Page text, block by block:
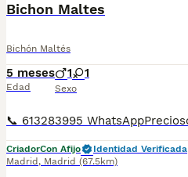
Bichon Maltes
Bichón Maltés
5 meses
Edad
1 1
Sexo
CriadorCon Afijo
Identidad Verificada
Madrid , Madrid (67.5km)